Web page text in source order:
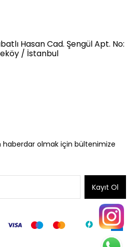
Hasan Cad. Şengül Apt. No:
/ İstanbul
haberdar olmak için bültenimize
Kayıt Ol